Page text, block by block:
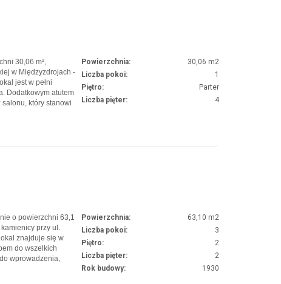
30,06 m²,
w Międzyzdrojach -
jest w pełni
Dodatkowym atutem
który stanowi
wiernie oddaje
Powierzchnia:
30,06 m2
Liczba pokoi:
1
Piętro:
Parter
Liczba pięter:
4
o powierzchni 63,1
przy ul.
znajduje się w
do wszelkich
wprowadzenia,
murowane
Powierzchnia:
63,10 m2
Liczba pokoi:
3
Piętro:
2
Liczba pięter:
2
Rok budowy:
1930